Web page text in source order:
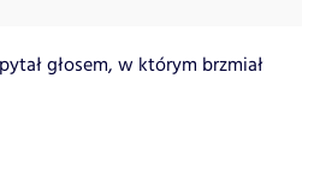
głosem, w którym brzmiał